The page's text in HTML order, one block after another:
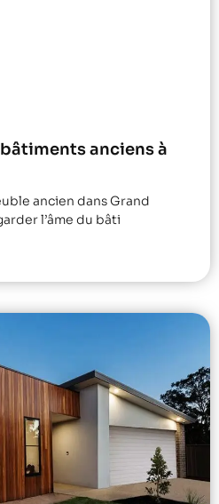
anciens à
ancien dans Grand
l’âme du bâti